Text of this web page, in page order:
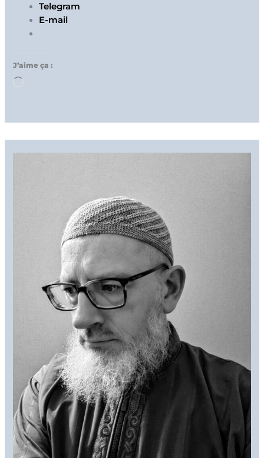
Telegram
E-mail
J’aime ça :